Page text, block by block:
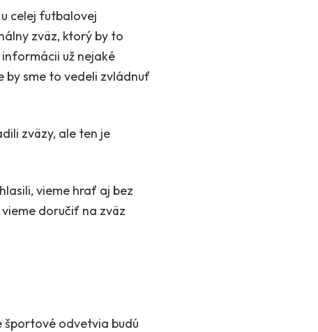
celej futbalovej
zväz, ktorý by to
už nejaké
by sme to vedeli zvládnuť
zväzy, ale ten je
vieme hrať aj bez
doručiť na zväz
športové odvetvia budú